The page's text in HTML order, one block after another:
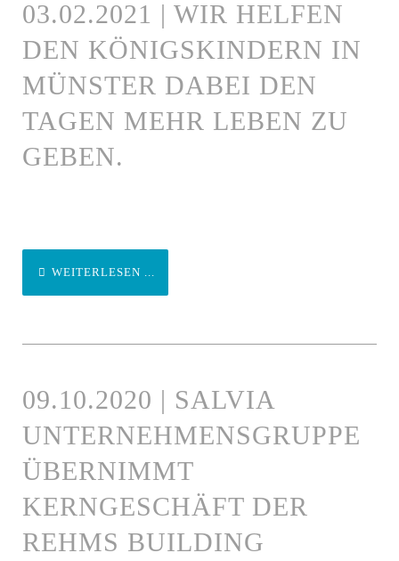
03.02.2021 | WIR HELFEN
DEN KÖNIGSKINDERN IN
MÜNSTER DABEI DEN
TAGEN MEHR LEBEN ZU
GEBEN.
WEITERLESEN ...
09.10.2020 | SALVIA
UNTERNEHMENSGRUPPE
ÜBERNIMMT
KERNGESCHÄFT DER
REHMS BUILDING